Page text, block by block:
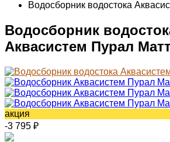
Водосборник водостока
Водосборник
Аквасистем Пурал
акция
-3 795 ₽